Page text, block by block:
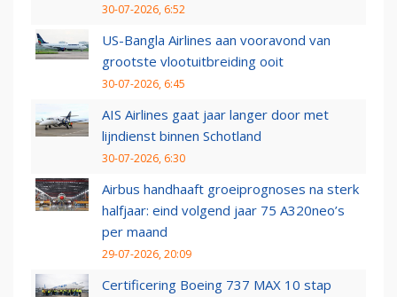
30-07-2026, 6:52
US-Bangla Airlines aan vooravond van
grootste vlootuitbreiding ooit
30-07-2026, 6:45
AIS Airlines gaat jaar langer door met
lijndienst binnen Schotland
30-07-2026, 6:30
Airbus handhaaft groeiprognoses na sterk
halfjaar: eind volgend jaar 75 A320neo’s
per maand
29-07-2026, 20:09
Certificering Boeing 737 MAX 10 stap